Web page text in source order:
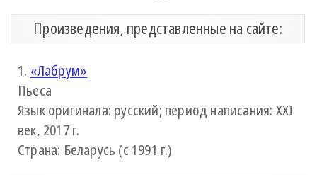
Произведения, представленные на сайте:
1. «Лабрум»
Пьеса
Язык оригинала: русский; период написания: XXI
век, 2017 г.
Страна: Беларусь (с 1991 г.)